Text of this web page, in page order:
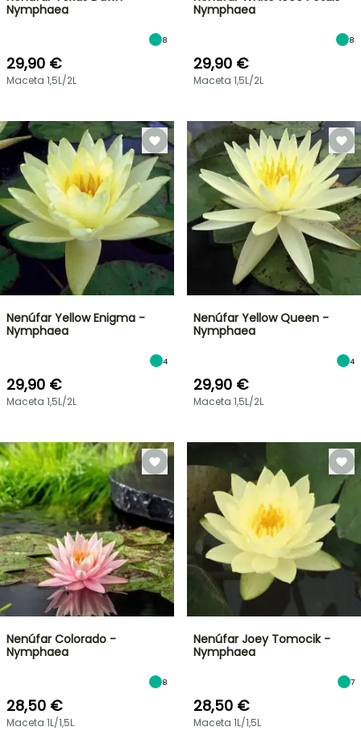
Nymphaea
8
29,90 €
Maceta 1,5L/2L
Nymphaea
8
29,90 €
Maceta 1,5L/2L
Nenúfar Yellow Enigma -
Nymphaea
4
29,90 €
Maceta 1,5L/2L
Nenúfar Yellow Queen -
Nymphaea
4
29,90 €
Maceta 1,5L/2L
Nenúfar Colorado -
Nymphaea
8
28,50 €
Maceta 1L/1,5L
Nenúfar Joey Tomocik -
Nymphaea
7
28,50 €
Maceta 1L/1,5L